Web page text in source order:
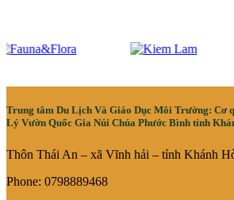
Trung tâm Du Lịch Và Giáo Dục Môi Trường: Cơ
Lý Vườn Quốc Gia Núi Chúa Phước Bình tỉnh
Thôn Thái An – xã Vĩnh hải – tỉnh Khánh
Phone: 0798889468